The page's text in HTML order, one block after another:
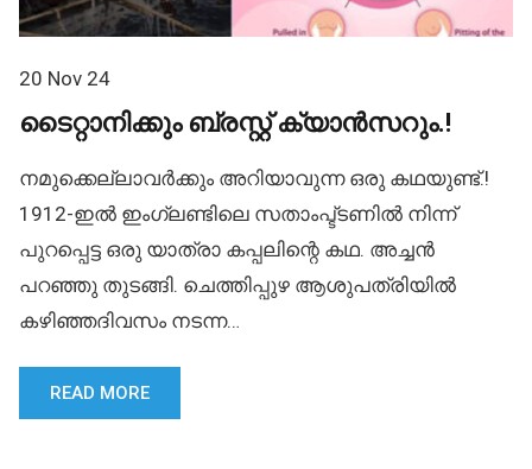
20 Nov 24
ടൈറ്റാനിക്കും ബ്രസ്റ്റ് ക്യാൻസറും.!
നമുക്കെല്ലാവർക്കും അറിയാവുന്ന ഒരു കഥയുണ്ട്.!
1912-ഇൽ ഇംഗ്ലണ്ടിലെ സതാംപ്ട്ടണിൽ നിന്ന്
പുറപ്പെട്ട ഒരു യാത്രാ കപ്പലിന്റെ കഥ. അച്ചൻ
പറഞ്ഞു തുടങ്ങി. ചെത്തിപ്പുഴ ആശുപത്രിയിൽ
കഴിഞ്ഞദിവസം നടന്ന…
READ MORE